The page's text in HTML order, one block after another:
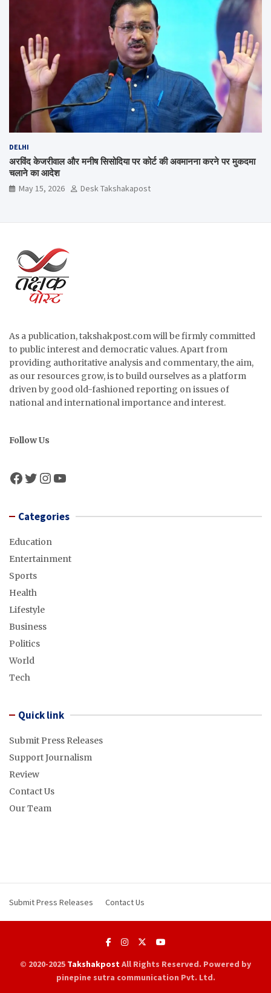
DELHI
अरविंद केजरीवाल और मनीष सिसोदिया पर कोर्ट की अवमानना करने पर मुकदमा
चलाने का आदेश
May 15, 2026 Desk Takshakapost
As a publication, takshakpost.com will be firmly committed
to public interest and democratic values. Apart from
providing authoritative analysis and commentary, the aim,
as our resources grow, is to build ourselves as a platform
driven by good old-fashioned reporting on issues of
national and international importance and interest.
Follow Us
Facebook
Twitter
Instagram
YouTube
Categories
Education
Entertainment
Sports
Health
Lifestyle
Business
Politics
World
Tech
Quick link
Submit Press Releases
Support Journalism
Review
Contact Us
Our Team
Submit Press Releases Contact Us
© 2020-2025 TakshakpostAll Rights Reserved. Powered by
pinepine sutra communication Pvt. Ltd.